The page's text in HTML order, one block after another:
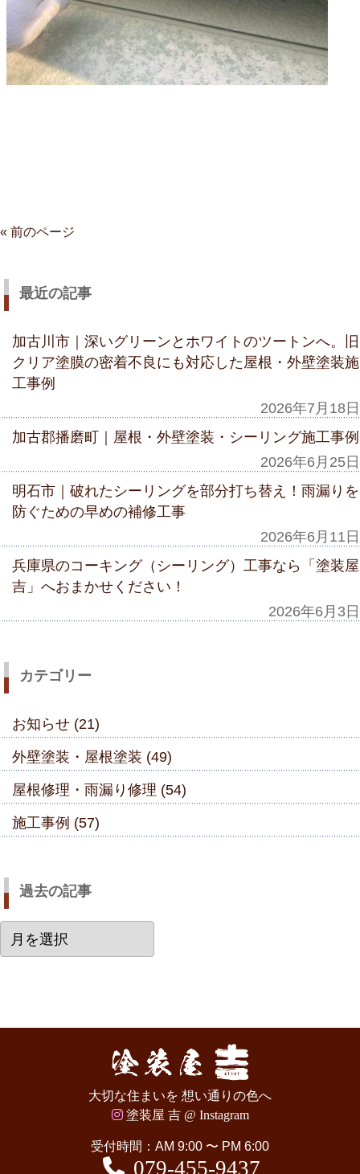
« 前のページ
最近の記事
加古川市｜深いグリーンとホワイトのツートンへ。旧
クリア塗膜の密着不良にも対応した屋根・外壁塗装施
工事例
2026年7月18日
加古郡播磨町｜屋根・外壁塗装・シーリング施工事例
2026年6月25日
明石市｜破れたシーリングを部分打ち替え！雨漏りを
防ぐための早めの補修工事
2026年6月11日
兵庫県のコーキング（シーリング）工事なら「塗装屋
吉」へおまかせください！
2026年6月3日
カテゴリー
お知らせ (21)
外壁塗装・屋根塗装 (49)
屋根修理・雨漏り修理 (54)
施工事例 (57)
過去の記事
去
大切な住まいを 想い通りの色へ
塗装屋 吉 @ Instagram
受付時間：AM 9:00 〜 PM 6:00
079-455-9437